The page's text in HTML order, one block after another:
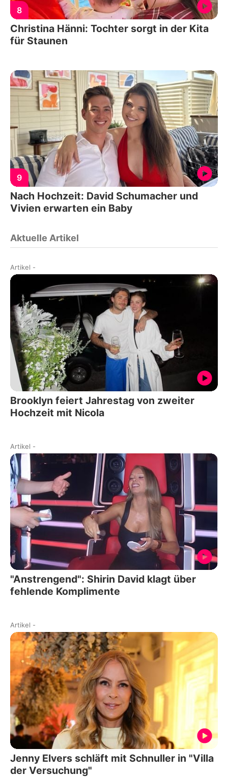
8
Christina Hänni: Tochter sorgt in der Kita
für Staunen
9
Nach Hochzeit: David Schumacher und
Vivien erwarten ein Baby
Aktuelle Artikel
Artikel -
Brooklyn feiert Jahrestag von zweiter
Hochzeit mit Nicola
Artikel -
"Anstrengend": Shirin David klagt über
fehlende Komplimente
Artikel -
Jenny Elvers schläft mit Schnuller in "Villa
der Versuchung"